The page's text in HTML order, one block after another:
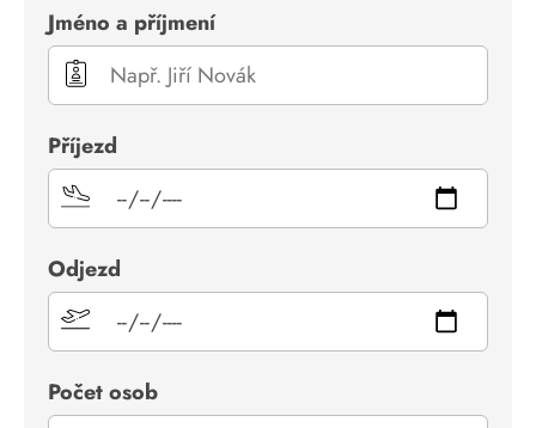
Jméno a příjmení
Příjezd
Odjezd
Počet osob